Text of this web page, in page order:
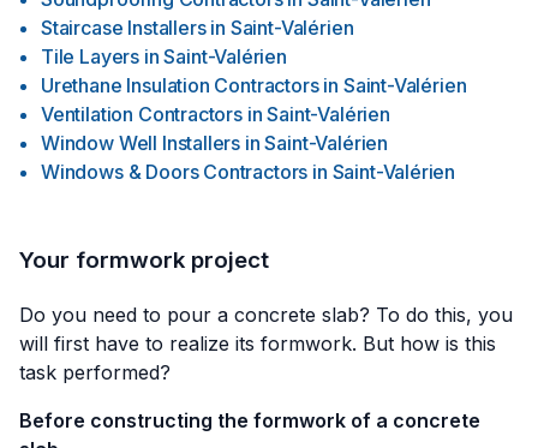
Staircase Installers in Saint-Valérien
Tile Layers in Saint-Valérien
Urethane Insulation Contractors in Saint-Valérien
Ventilation Contractors in Saint-Valérien
Window Well Installers in Saint-Valérien
Windows & Doors Contractors in Saint-Valérien
Your formwork project
Do you need to pour a concrete slab? To do this, you
will first have to realize its formwork. But how is this
task performed?
Before constructing the formwork of a concrete